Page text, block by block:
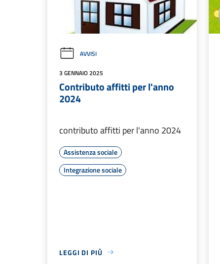
AVVISI
3 GENNAIO 2025
Contributo affitti per l'anno
2024
contributo affitti per l'anno 2024
Assistenza sociale
Integrazione sociale
LEGGI DI PIÙ